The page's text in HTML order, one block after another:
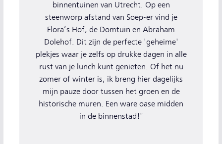
binnentuinen van Utrecht. Op een
steenworp afstand van Soep-er vind je
Flora’s Hof, de Domtuin en Abraham
Dolehof. Dit zijn de perfecte 'geheime'
plekjes waar je zelfs op drukke dagen in alle
rust van je lunch kunt genieten. Of het nu
zomer of winter is, ik breng hier dagelijks
mijn pauze door tussen het groen en de
historische muren. Een ware oase midden
in de binnenstad!"